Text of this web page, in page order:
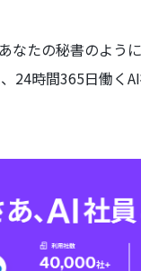
なたの秘書のよう
24時間365日働く